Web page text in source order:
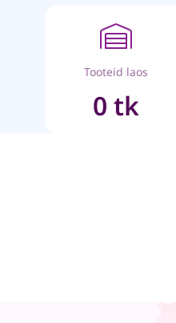
Tooteid laos
0 tk